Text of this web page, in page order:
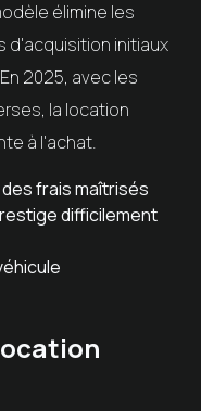
élimine les
d'acquisition initiaux
2025, avec les
la location
à l'achat.
frais maîtrisés
difficilement